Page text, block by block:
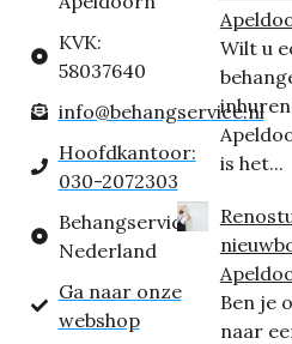
KVK:
58037640
info@behangservice.nl
Hoofdkantoor:
030-2072303
Behangservice
Nederland
Ga naar onze
webshop
Wilt u
is het...
Ben je
naar